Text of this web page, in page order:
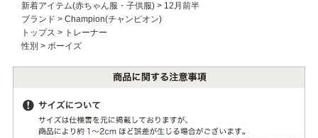
新着アイテム(赤ちゃん服・子供服)> 12月前半
ブランド > Champion(チャンピオン)
トップス > トレーナー
性別 > ボーイズ